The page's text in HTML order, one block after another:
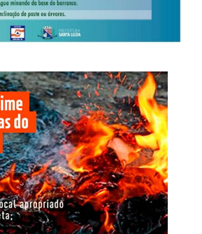
a contornar apreensões e controles
a continuidade das
à repetição das condutas e
identificada após as
A nova fase busca interromper esse
os envolvidos, neutralizar o
dentro do cárcere e retirar da
financeiros e patrimoniais utilizados
pela Derf de Rondonópolis teve
de um roubo e incêndio, ocorrido em
em uma padaria localizada no
em Rondonópolis.
por dois homens armados, que
e, em seguida, incendiaram as
No decorrer das investigações,
foram identificados e tiveram as